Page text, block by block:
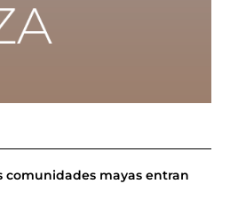
comunidades mayas entran